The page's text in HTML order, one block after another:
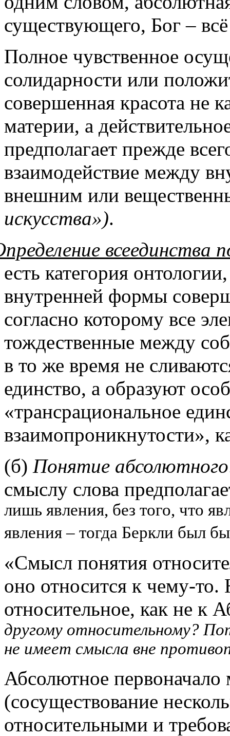
существующего, Бог –
Полное чувственное
солидарности или
совершенная красота не
материи, а
предполагает прежде
взаимодействие между
внешним или
искусства»).
всеединства
есть категория
внутренней формы
согласно которому все
тождественные между
в то же время не
единство, а образуют
«трансрациональное
взаимопроникнутости»,
(б) Понятие
смыслу слова
лишь явления, без того, что
явления – тогда Беркли был
«Смысл понятия
оно относится к чему-
относительное, как не к
другому относительному?
не имеет смысла вне
Абсолютное
(сосуществование
относительными и